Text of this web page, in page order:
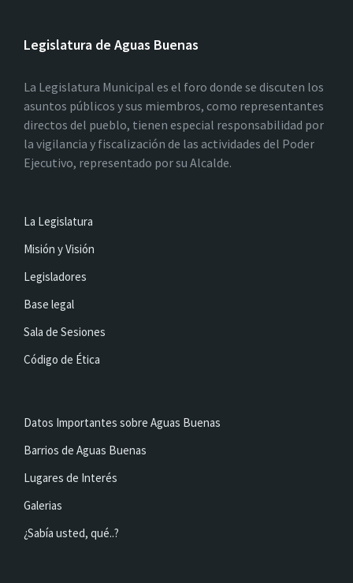
Legislatura de Aguas Buenas
La Legislatura Municipal es el foro donde se discuten los
asuntos públicos y sus miembros, como representantes
directos del pueblo, tienen especial responsabilidad por
la vigilancia y fiscalización de las actividades del Poder
Ejecutivo, representado por su Alcalde.
La Legislatura
Misión y Visión
Legisladores
Base legal
Sala de Sesiones
Código de Ética
Datos Importantes sobre Aguas Buenas
Barrios de Aguas Buenas
Lugares de Interés
Galerias
¿Sabía usted, qué..?